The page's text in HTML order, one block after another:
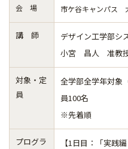
会 場 市ケ谷キャンパス
講 師
デザイン工学部シ
小宮 昌人 准教
対象・定
員
全学部全学年対象
員100名
※先着順
プログラ
【1日目：「実践